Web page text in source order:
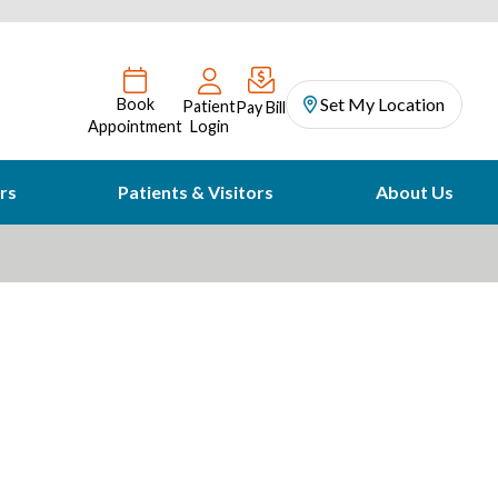
Book
Appointment
Patient
Login
Pay Bill Set My Location
Patients & Visitors About Us